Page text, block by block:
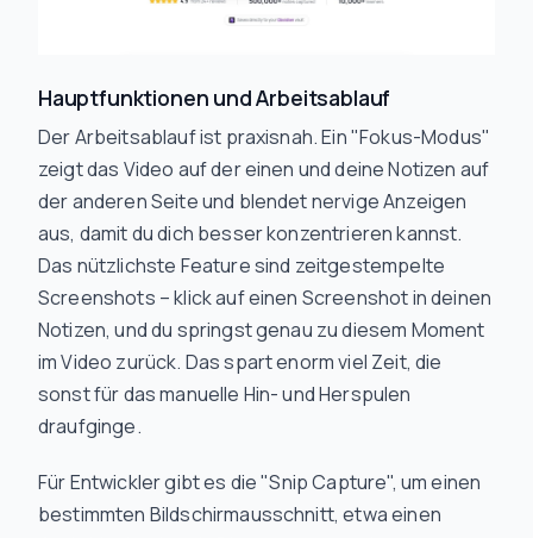
Hauptfunktionen und Arbeitsablauf
Der Arbeitsablauf ist praxisnah. Ein "Fokus-Modus"
zeigt das Video auf der einen und deine Notizen auf
der anderen Seite und blendet nervige Anzeigen
aus, damit du dich besser konzentrieren kannst.
Das nützlichste Feature sind zeitgestempelte
Screenshots – klick auf einen Screenshot in deinen
Notizen, und du springst genau zu diesem Moment
im Video zurück. Das spart enorm viel Zeit, die
sonst für das manuelle Hin- und Herspulen
draufginge.
Für Entwickler gibt es die "Snip Capture", um einen
bestimmten Bildschirmausschnitt, etwa einen